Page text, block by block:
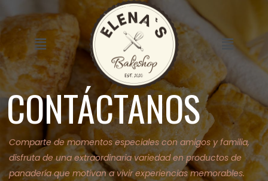
al
contenidoMenú Menú
CONTÁCTANOS
Comparte de momentos especiales con amigos y familia,
disfruta de una extraordinaria variedad en productos de
panadería que motivan a vivir experiencias memorables.